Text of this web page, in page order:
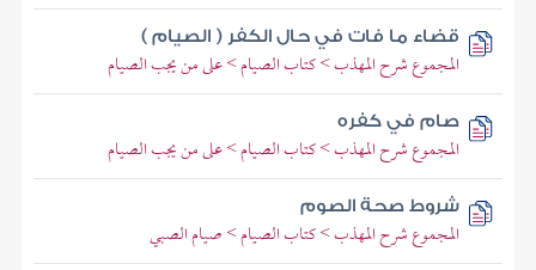
قضاء ما فات في حال الكفر ( الصيام )
المجموع شرح المهذب > كتاب الصيام > على من يجب الصيام
صام في كفره
المجموع شرح المهذب > كتاب الصيام > على من يجب الصيام
شروط صحة الصوم
المجموع شرح المهذب > كتاب الصيام > صيام الصبي